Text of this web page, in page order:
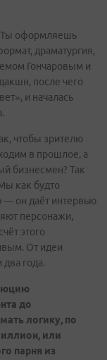
Ты оформляешь
драматургия,
Гончаровым и
после чего
и началась
чтобы зрителю
в прошлое, а
бизнесмен? Так
как будто
он даёт интервью
персонажи,
этого
От идеи
года.
до
логику, по
или
парня из